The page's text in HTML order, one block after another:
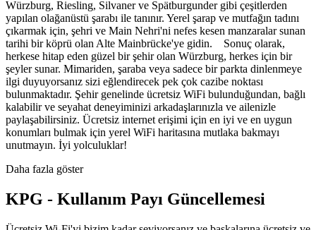
Würzburg, Riesling, Silvaner ve Spätburgunder gibi çeşitlerden
yapılan olağanüstü şarabı ile tanınır. Yerel şarap ve mutfağın tadını
çıkarmak için, şehri ve Main Nehri'ni nefes kesen manzaralar sunan
tarihi bir köprü olan Alte Mainbrücke'ye gidin. Sonuç olarak,
herkese hitap eden güzel bir şehir olan Würzburg, herkes için bir
şeyler sunar. Mimariden, şaraba veya sadece bir parkta dinlenmeye
ilgi duyuyorsanız sizi eğlendirecek pek çok cazibe noktası
bulunmaktadır. Şehir genelinde ücretsiz WiFi bulunduğundan, bağlı
kalabilir ve seyahat deneyiminizi arkadaşlarınızla ve ailenizle
paylaşabilirsiniz. Ücretsiz internet erişimi için en iyi ve en uygun
konumları bulmak için yerel WiFi haritasına mutlaka bakmayı
unutmayın. İyi yolculuklar!
Daha fazla göster
KPG - Kullanım Payı Güncellemesi